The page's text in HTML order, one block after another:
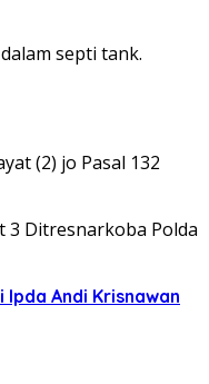
septi tank.
(2) jo Pasal 132
3 Ditresnarkoba Polda
Andi Krisnawan